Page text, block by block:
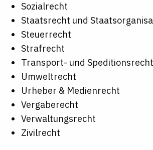
Sozialrecht
Staatsrecht und
Steuerrecht
Strafrecht
Transport- und Speditionsrecht
Umweltrecht
Urheber & Medienrecht
Vergaberecht
Verwaltungsrecht
Zivilrecht